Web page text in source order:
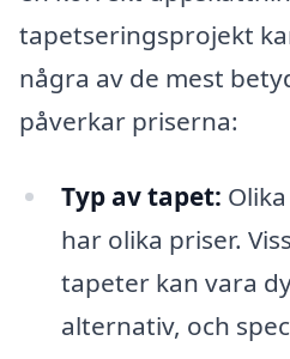
tapetseringsprojekt
några av de mest
påverkar priserna:
Typ av tapet:
har olika priser.
tapeter kan vara
alternativ, och